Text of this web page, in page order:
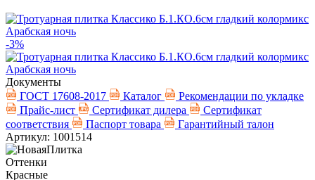
-3%
Документы
ГОСТ 17608-2017
Каталог
Рекомендации по укладке
Прайс-лист
Сертификат дилера
Сертификат
соответствия
Паспорт товара
Гарантийный талон
Артикул: 1001514
Оттенки
Красные